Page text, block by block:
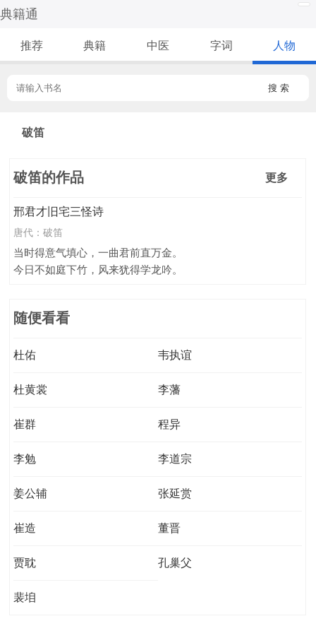
典籍通
推荐 典籍 中医 字词 人物
搜 索
破笛
破笛的作品 更多
邢君才旧宅三怪诗
唐代：破笛
当时得意气填心，一曲君前直万金。
今日不如庭下竹，风来犹得学龙吟。
随便看看
杜佑 韦执谊
杜黄裳 李藩
崔群 程异
李勉 李道宗
姜公辅 张延赏
崔造 董晋
贾耽 孔巢父
裴垍